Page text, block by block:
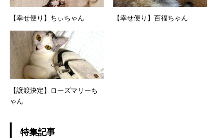
【幸せ便り】ちぃちゃん 【幸せ便り】百福ちゃん
【譲渡決定】ローズマリーち
ゃん
特集記事